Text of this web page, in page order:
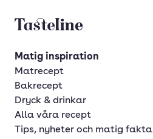
Tasteline startsida
Matig inspiration
Matrecept
Bakrecept
Dryck & drinkar
Alla våra recept
Tips, nyheter och matig fakta